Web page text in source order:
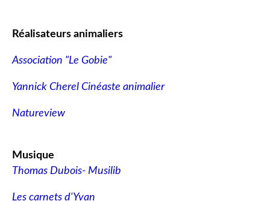
Réalisateurs animaliers
Association "Le Gobie"
Yannick Cherel Cinéaste animalier
Natureview
Musique
Thomas Dubois- Musilib
Les carnets d'Yvan